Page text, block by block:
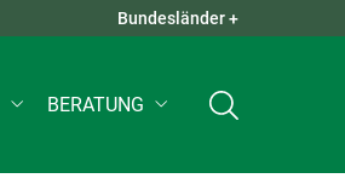
QUICK LINKS +
Bundesländer +
BERATUNG